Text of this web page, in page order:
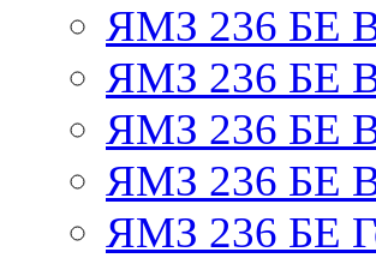
ЯМЗ 236 БЕ
ЯМЗ 236 БЕ
ЯМЗ 236 БЕ
ЯМЗ 236 БЕ
ЯМЗ 236 БЕ